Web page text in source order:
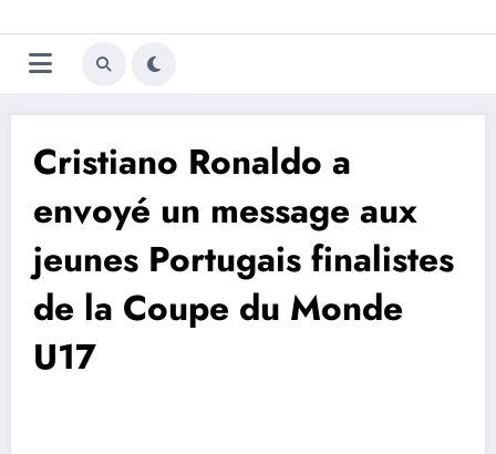
au
contenu
Trivela
L'actualité du football
Cristiano Ronaldo a
envoyé un message aux
jeunes Portugais finalistes
de la Coupe du Monde
U17